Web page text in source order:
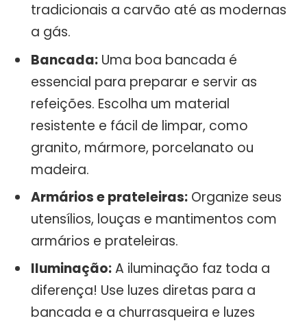
tradicionais a carvão até as modernas
a gás.
Bancada: Uma boa bancada é
essencial para preparar e servir as
refeições. Escolha um material
resistente e fácil de limpar, como
granito, mármore, porcelanato ou
madeira.
Armários e prateleiras: Organize seus
utensílios, louças e mantimentos com
armários e prateleiras.
Iluminação:A iluminação faz toda a
diferença! Use luzes diretas para a
bancada e a churrasqueira e luzes